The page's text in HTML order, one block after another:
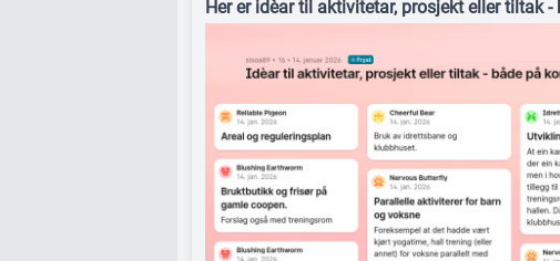
Her er idèar til aktivitetar, prosjekt eller tiltak